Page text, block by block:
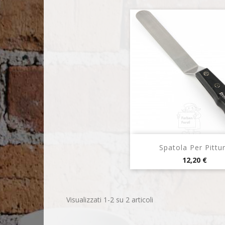
Spatola Per
Prezzo
12,20 €
Anteprima
Visualizzati 1-2 su 2 articoli